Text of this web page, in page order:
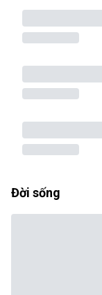
Đời sống